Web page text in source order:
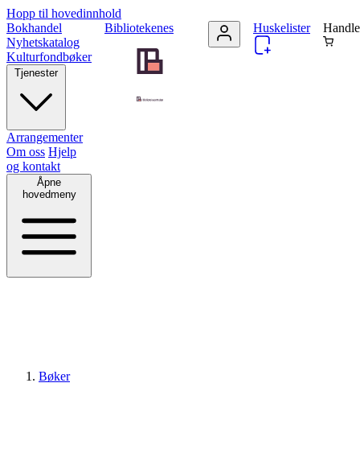
Hopp til hovedinnhold
Bibliotekenes
Bokhandel
Nyhetskatalog
Kulturfondbøker
Tjenester
Arrangementer
Om oss Hjelp
og kontakt
Åpne
hovedmeny
Huskelister
Bøker